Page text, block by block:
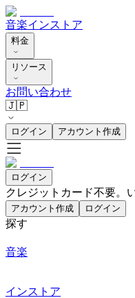
音楽インストア
料金
リソース
お問い合わせ
🇯🇵
ログイン アカウント作成
ログイン
クレジットカード不要。
アカウント作成 ログイン
探す
音楽
インストア